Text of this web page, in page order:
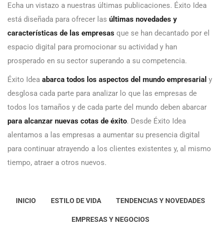
Echa un vistazo a nuestras últimas publicaciones. Éxito Idea
está diseñada para ofrecer las últimas novedades y
características de las empresas que se han decantado por el
espacio digital para promocionar su actividad y han
prosperado en su sector superando a su competencia.
Éxito Idea abarca todos los aspectos del mundo empresarial y
desglosa cada parte para analizar lo que las empresas de
todos los tamaños y de cada parte del mundo deben abarcar
para alcanzar nuevas cotas de éxito. Desde Éxito Idea
alentamos a las empresas a aumentar su presencia digital
para continuar atrayendo a los clientes existentes y, al mismo
tiempo, atraer a otros nuevos.
INICIO ESTILO DE VIDA TENDENCIAS Y NOVEDADES
EMPRESAS Y NEGOCIOS